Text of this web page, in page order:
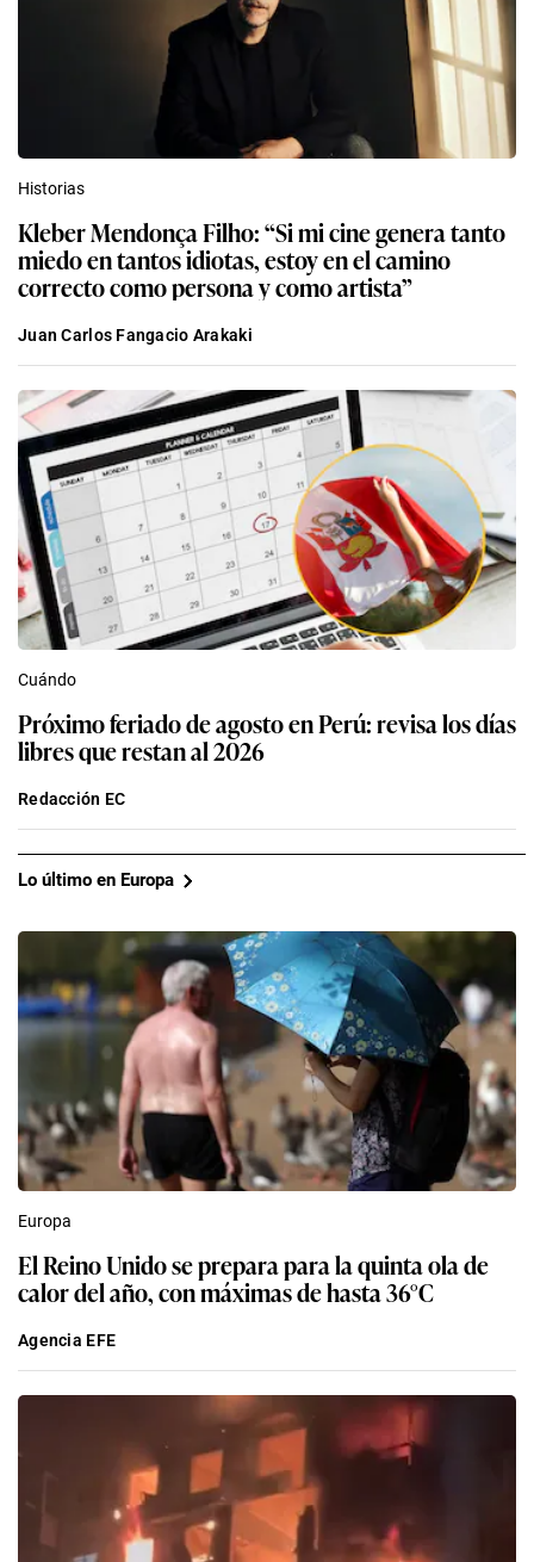
Historias
Kleber Mendonça Filho: “Si mi cine genera tanto
miedo en tantos idiotas, estoy en el camino
correcto como persona y como artista”
Juan Carlos Fangacio Arakaki
Cuándo
Próximo feriado de agosto en Perú: revisa los días
libres que restan al 2026
Redacción EC
Lo último en Europa
Europa
El Reino Unido se prepara para la quinta ola de
calor del año, con máximas de hasta 36°C
Agencia EFE